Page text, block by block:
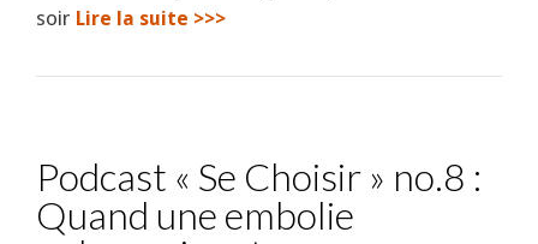
soir Lire la suite >>>
Podcast « Se Choisir » no.8 :
Quand une embolie